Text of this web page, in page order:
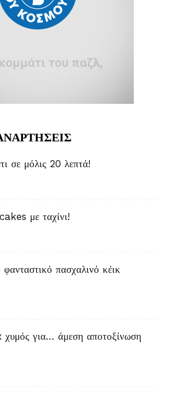
σε μόλις 20 λεπτά!
με ταχίνι!
πασχαλινό κέικ
για… άμεση αποτοξίνωση